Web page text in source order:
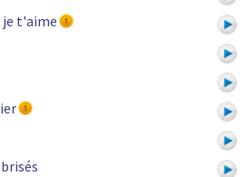
t'aime